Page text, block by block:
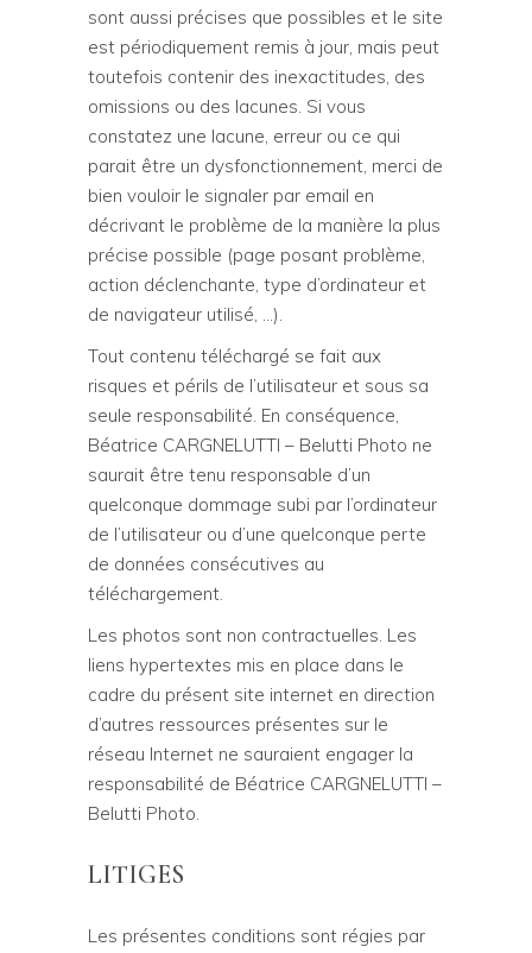
sont aussi précises que possibles et le site
est périodiquement remis à jour, mais peut
toutefois contenir des inexactitudes, des
omissions ou des lacunes. Si vous
constatez une lacune, erreur ou ce qui
parait être un dysfonctionnement, merci de
bien vouloir le signaler par email en
décrivant le problème de la manière la plus
précise possible (page posant problème,
action déclenchante, type d’ordinateur et
de navigateur utilisé, …).
Tout contenu téléchargé se fait aux
risques et périls de l’utilisateur et sous sa
seule responsabilité. En conséquence,
Béatrice CARGNELUTTI – Belutti Photo ne
saurait être tenu responsable d’un
quelconque dommage subi par l’ordinateur
de l’utilisateur ou d’une quelconque perte
de données consécutives au
téléchargement.
Les photos sont non contractuelles. Les
liens hypertextes mis en place dans le
cadre du présent site internet en direction
d’autres ressources présentes sur le
réseau Internet ne sauraient engager la
responsabilité de Béatrice CARGNELUTTI –
Belutti Photo.
LITIGES
Les présentes conditions sont régies par